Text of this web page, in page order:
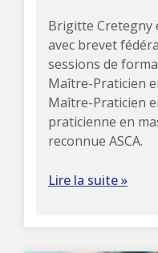
Brigitte Cretegny
avec brevet
sessions de
Maître-Praticien
Maître-Praticien
praticienne en
reconnue ASCA.
Lire la suite »